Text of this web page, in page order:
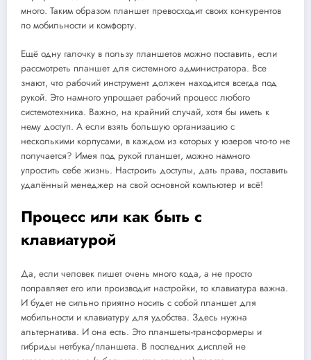
много. Таким образом планшет превосходит своих конкурентов
по мобильности и комфорту.
Ещё одну галочку в пользу планшетов можно поставить, если
рассмотреть планшет для системного администратора. Все
знают, что рабочий инструмент должен находится всегда под
рукой. Это намного упрощает рабочий процесс любого
системотехника. Важно, на крайний случай, хотя бы иметь к
нему доступ. А если взять большую организацию с
несколькими корпусами, в каждом из которых у юзеров что-то не
получается? Имея под рукой планшет, можно намного
упростить себе жизнь. Настроить доступы, дать права, поставить
удалённый менеджер на свой основной компьютер и всё!
Процесс или как быть с
клавиатурой
Да, если человек пишет очень много кода, а не просто
поправляет его или производит настройки, то клавиатура важна.
И будет не сильно приятно носить с собой планшет для
мобильности и клавиатуру для удобства. Здесь нужна
альтернатива. И она есть. Это планшеты-трансформеры и
гибриды нетбука/планшета. В последних дисплей не